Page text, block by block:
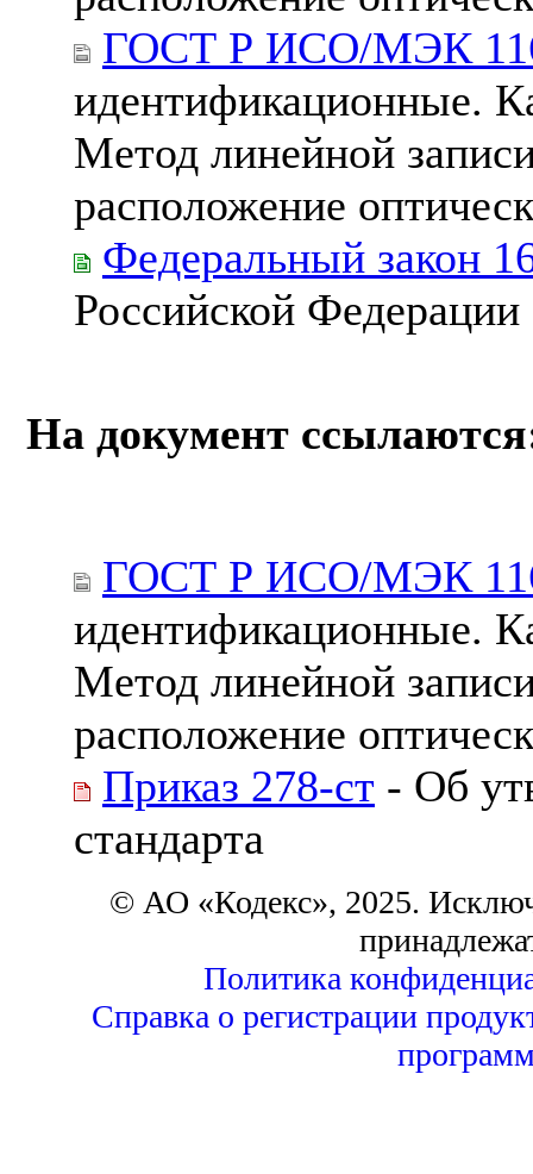
ГОСТ Р ИСО/МЭК
идентификационные.
Метод линейной
расположение
Федеральный закон
Российской Федерации
На документ
ГОСТ Р ИСО/МЭК
идентификационные.
Метод линейной
расположение
Приказ 278-ст - Об
стандарта
© АО «Кодекс», 2025.
Политика
Справка о регистрации